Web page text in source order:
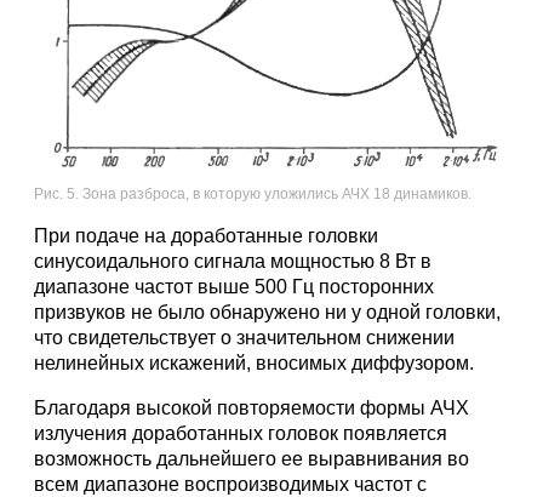
Рис. 5. Зона разброса, в которую уложились АЧХ 18 динамиков.
При подаче на доработанные головки
синусоидального сигнала мощностью 8 Вт в
диапазоне частот выше 500 Гц посторонних
призвуков не было обнаружено ни у одной головки,
что свидетельствует о значительном снижении
нелинейных искажений, вносимых диффузором.
Благодаря высокой повторяемости формы АЧХ
излучения доработанных головок появляется
возможность дальнейшего ее выравнивания во
всем диапазоне воспроизводимых частот с